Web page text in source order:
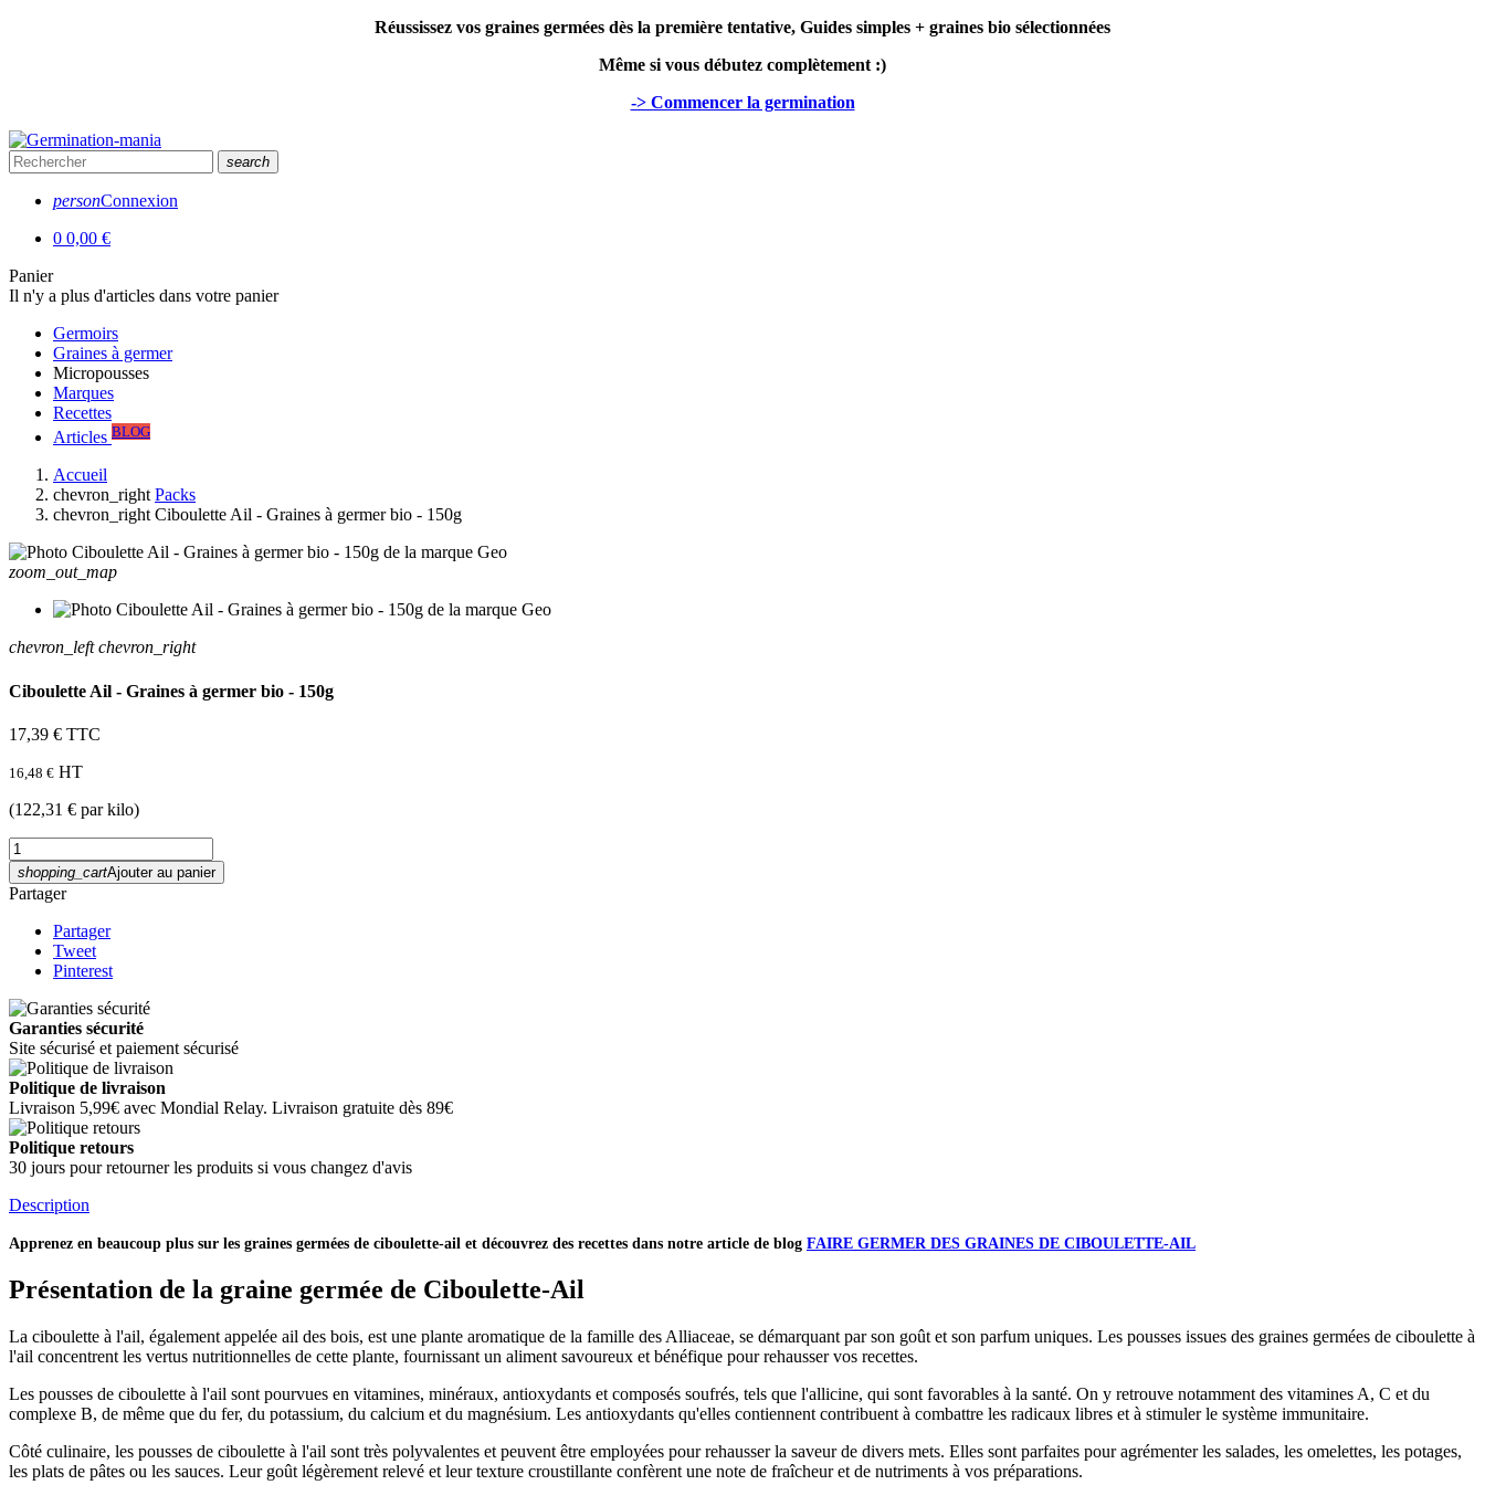
Réussissez vos graines germées dès la première tentative, Guides simples + graines bio sélectionnées
Même si vous débutez complètement :)
-> Commencer la germination
search
personConnexion
0 0,00 €
Panier
Il n'y a plus d'articles dans votre panier
Germoirs
Graines à germer
Micropousses
Marques
Recettes
Articles BLOG
Accueil
chevron_right Packs
chevron_right Ciboulette Ail - Graines à germer bio - 150g
zoom_out_map
chevron_left chevron_right
Ciboulette Ail - Graines à germer bio - 150g
17,39 € TTC
16,48 € HT
(122,31 € par kilo)
shopping_cartAjouter au panier
Partager
Partager
Tweet
Pinterest
Garanties sécurité
Site sécurisé et paiement sécurisé
Politique de livraison
Livraison 5,99€ avec Mondial Relay. Livraison gratuite dès 89€
Politique retours
30 jours pour retourner les produits si vous changez d'avis
Description
Apprenez en beaucoup plus sur les graines germées de ciboulette-ail et découvrez des recettes dans notre article de blog FAIRE GERMER DES GRAINES DE CIBOULETTE-AIL
Présentation de la graine germée de Ciboulette-Ail
La ciboulette à l'ail, également appelée ail des bois, est une plante aromatique de la famille des Alliaceae, se démarquant par son goût et son parfum uniques. Les pousses issues des graines germées de ciboulette à
l'ail concentrent les vertus nutritionnelles de cette plante, fournissant un aliment savoureux et bénéfique pour rehausser vos recettes.
Les pousses de ciboulette à l'ail sont pourvues en vitamines, minéraux, antioxydants et composés soufrés, tels que l'allicine, qui sont favorables à la santé. On y retrouve notamment des vitamines A, C et du
complexe B, de même que du fer, du potassium, du calcium et du magnésium. Les antioxydants qu'elles contiennent contribuent à combattre les radicaux libres et à stimuler le système immunitaire.
Côté culinaire, les pousses de ciboulette à l'ail sont très polyvalentes et peuvent être employées pour rehausser la saveur de divers mets. Elles sont parfaites pour agrémenter les salades, les omelettes, les potages,
les plats de pâtes ou les sauces. Leur goût légèrement relevé et leur texture croustillante confèrent une note de fraîcheur et de nutriments à vos préparations.